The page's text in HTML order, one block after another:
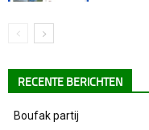
RECENTE BERICHTEN
Boufak partij